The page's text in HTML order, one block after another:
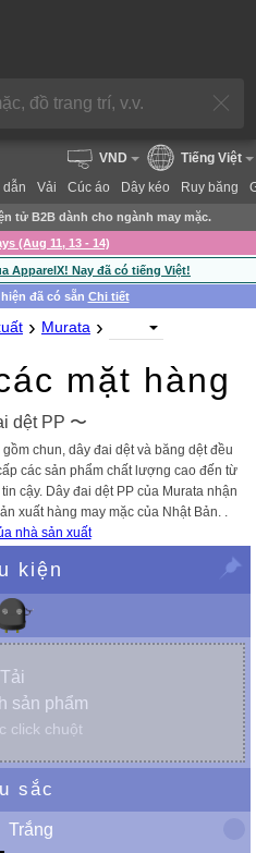
dẫn Vải Cúc áo Dây kéo Ruy băng
VND Tiếng Việt
tử B2B dành cho ngành may mặc.
(Aug 11, 13 - 14)
ApparelX! Nay đã có tiếng Việt!
đã có sẵn Chi tiết
› Murata ›
mặt hàng
dệt PP 〜
chun, dây đai dệt và băng dệt đều
các sản phẩm chất lượng cao đến từ
cậy. Dây đai dệt PP của Murata nhận
xuất hàng may mặc của Nhật Bản. .
nhà sản xuất
kiện
Tải
sản phẩm
click chuột
sắc
Trắng